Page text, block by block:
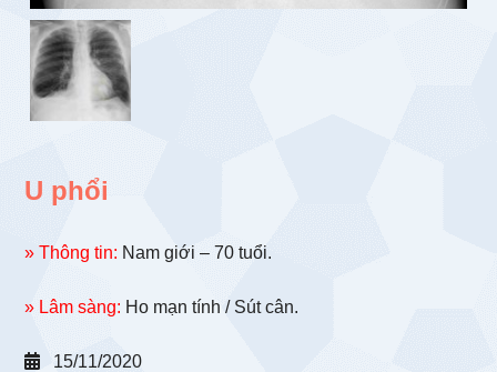
U phổi
» Thông tin: Nam giới – 70 tuổi.
» Lâm sàng: Ho mạn tính / Sút cân.
15/11/2020